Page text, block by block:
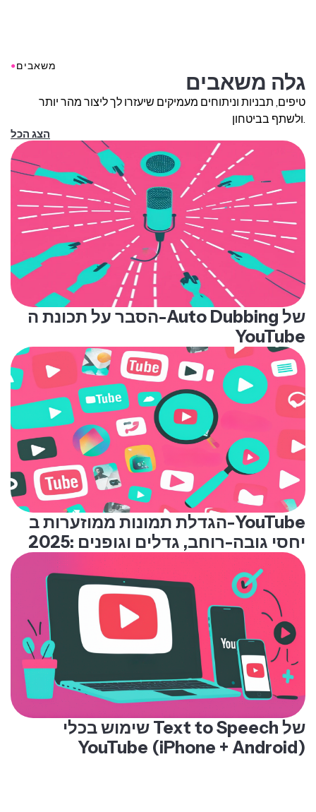
●משאבים
גלה משאבים
טיפים, תבניות וניתוחים מעמיקים שיעזרו לך ליצור מהר יותר
ולשתף בביטחון.
הצג הכל
הסבר על תכונת ה-Auto Dubbing של
YouTube
הגדלת תמונות ממוזערות ב-YouTube
2025: יחסי גובה-רוחב, גדלים וגופנים
שימוש בכלי Text to Speech של
YouTube (iPhone + Android)